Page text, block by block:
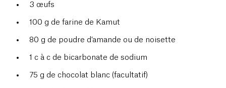
3 œufs
100 g de farine de Kamut
80 g de poudre d’amande ou de noisette
1 c à c de bicarbonate de sodium
75 g de chocolat blanc (facultatif)